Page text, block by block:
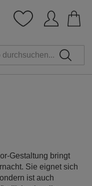
zum
Gestaltung bringt
Sie eignet sich
ist auch